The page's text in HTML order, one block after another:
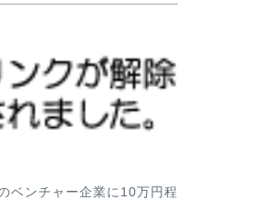
社第2回無担
い方や格付け
ベンチャー企業に10万円程